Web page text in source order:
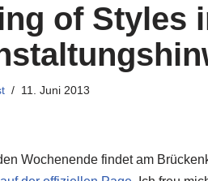
of Styles
11. Juni 2013
Wochenende findet am